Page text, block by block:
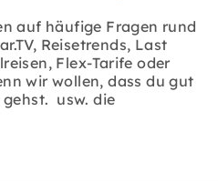
auf häufige Fragen rund
Reisetrends, Last
Flex-Tarife oder
wir wollen, dass du gut
usw. die